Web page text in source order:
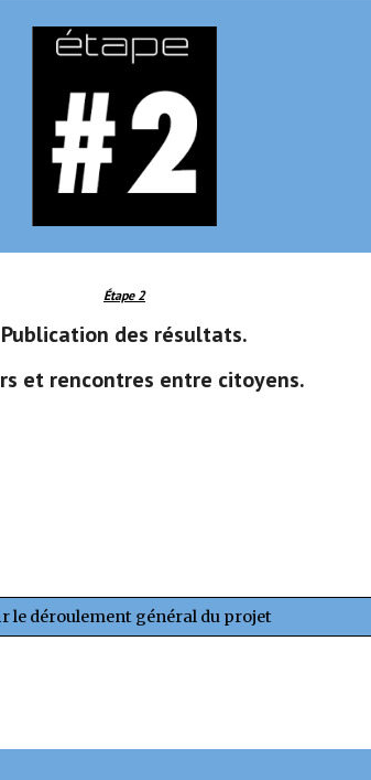
Étape 2
Publication des résultats.
et rencontres entre citoyens.
le déroulement général du projet